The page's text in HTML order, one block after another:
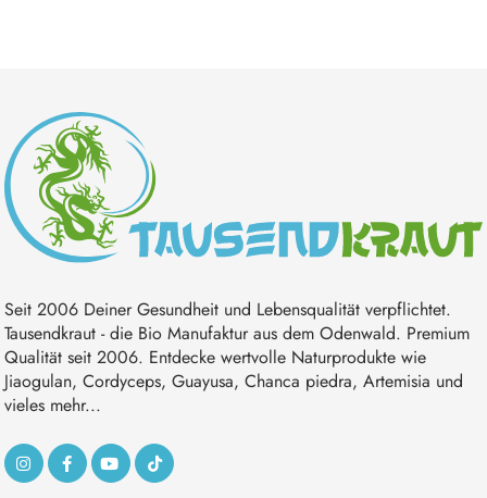
Seit 2006 Deiner Gesundheit und Lebensqualität verpflichtet.
Tausendkraut - die Bio Manufaktur aus dem Odenwald. Premium
Qualität seit 2006. Entdecke wertvolle Naturprodukte wie
Jiaogulan, Cordyceps, Guayusa, Chanca piedra, Artemisia und
vieles mehr...